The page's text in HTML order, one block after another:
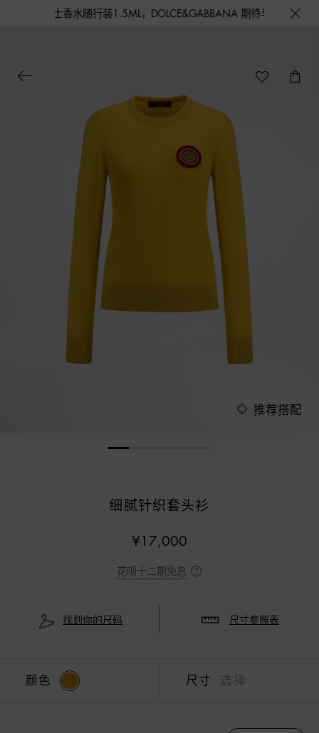
香水随行装1.5ML，DOLCE&GABBANA 期待与您的相遇！
推荐搭配
细腻针织套头衫
¥17,000
花呗十二期免息
找到你的尺码 尺寸参照表
颜色 尺寸 选择